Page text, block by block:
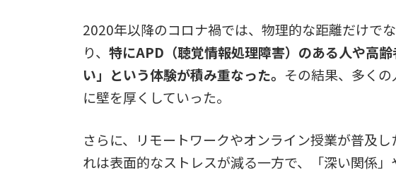
2020年以降のコロナ禍では、物理的な距離だけで
り、 特にAPD（聴覚情報処理障害）のある人や高
い」という体験が積み重なった。 その結果、多く
に壁を厚くしていった。
さらに、リモートワークやオンライン授業が普及
れは表面的なストレスが減る一方で、「深い関係